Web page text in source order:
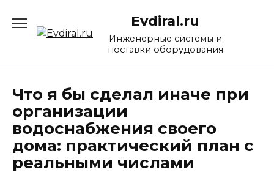
содержанию
Evdiral.ru
Инженерные системы и
поставки оборудования
Что я бы сделал иначе при
организации
водоснабжения своего
дома: практический план с
реальными числами